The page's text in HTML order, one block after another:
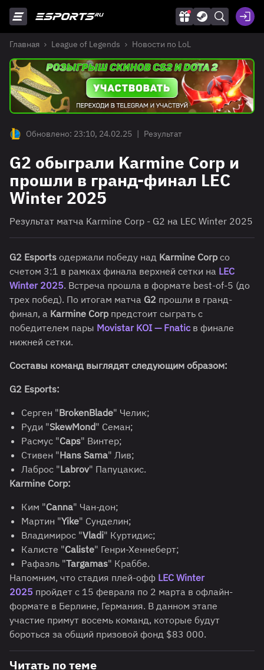
Главная League of Legends Новости по LoL
Обновлено: 23:10, 24.02.25 | Результат
G2 обыграли Karmine Corp и
прошли в гранд-финал LEC
Winter 2025
Результат матча Karmine Corp - G2 на LEC Winter 2025
G2 Esports одержали победу над Karmine Corp со
счетом 3:1 в рамках финала верхней сетки на LEC
Winter 2025. Встреча прошла в формате best-of-5 (до
трех побед). По итогам матча G2 прошли в гранд-
финал, а Karmine Corp предстоит сыграть с
победителем пары Movistar KOI — Fnatic в финале
нижней сетки.
Составы команд выглядят следующим образом:
G2 Esports:
Серген "BrokenBlade" Челик;
Руди "SkewMond" Семан;
Расмус "Caps" Винтер;
Стивен "Hans Sama" Лив;
Лаброс "Labrov" Папуцакис.
Karmine Corp:
Ким "Canna" Чан-дон;
Мартин "Yike" Сунделин;
Владимирос "Vladi" Куртидис;
Калисте "Caliste" Генри-Хеннеберт;
Рафаэль "Targamas" Краббе.
Напомним, что стадия плей-офф LEC Winter
2025 пройдет с 15 февраля по 2 марта в офлайн-
формате в Берлине, Германия. В данном этапе
участие примут восемь команд, которые будут
бороться за общий призовой фонд $83 000.
Читать по теме